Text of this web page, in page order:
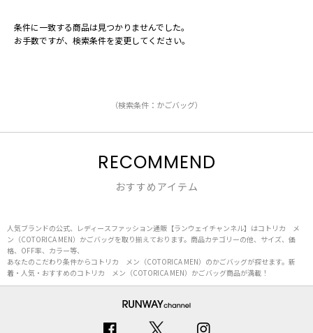
条件に一致する商品は見つかりませんでした。
お手数ですが、検索条件を変更してください。
（検索条件：かごバッグ）
RECOMMEND
おすすめアイテム
人気ブランドの公式、レディースファッション通販【ランウェイチャンネル】はコトリカ メ
ン（COTORICA MEN）かごバッグを取り揃えております。商品カテゴリーの他、サイズ、価
格、OFF率、カラー等、
あなたのこだわり条件からコトリカ メン（COTORICA MEN）のかごバッグが探せます。新
着・人気・おすすめのコトリカ メン（COTORICA MEN）かごバッグ商品が満載！